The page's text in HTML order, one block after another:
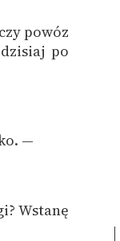
powóz
po
—
Wstanę